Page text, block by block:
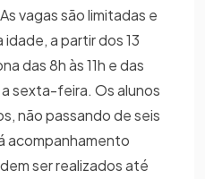
vagas são limitadas e
a partir dos 13
das 8h às 11h e das
sexta-feira. Os alunos
não passando de seis
acompanhamento
ser realizados até